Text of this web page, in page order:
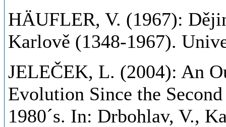
HÄUFLER, V. (1967):
Karlově (1348-1967).
JELEČEK, L. (2004): An
Evolution Since the
1980´s. In: Drbohlav, V.,